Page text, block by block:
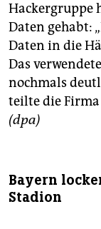
Hackergruppe
Daten gehabt:
Daten in die
Das
nochmals
teilte die
(dpa)
Bayern
Stadion